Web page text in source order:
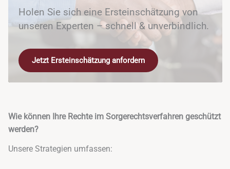
Holen Sie sich eine Ersteinschätzung von
unseren Experten – schnell & unverbindlich.
Jetzt Ersteinschätzung anfordern
Wie können Ihre Rechte im Sorgerechtsverfahren geschützt
werden?
Unsere Strategien umfassen: